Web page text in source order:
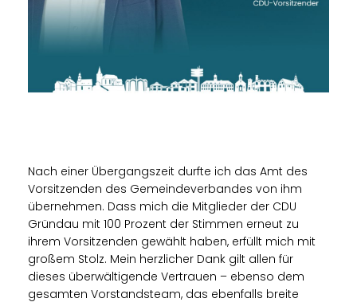
Nach einer Übergangszeit durfte ich das Amt des
Vorsitzenden des Gemeindeverbandes von ihm
übernehmen. Dass mich die Mitglieder der CDU
Gründau mit 100 Prozent der Stimmen erneut zu
ihrem Vorsitzenden gewählt haben, erfüllt mich mit
großem Stolz. Mein herzlicher Dank gilt allen für
dieses überwältigende Vertrauen – ebenso dem
gesamten Vorstandsteam, das ebenfalls breite